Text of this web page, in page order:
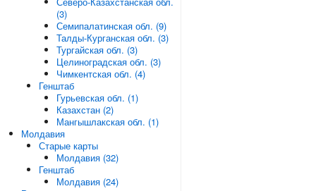
(3)
Семипалатинская обл. (9)
Талды-Курганская обл. (3)
Тургайская обл. (3)
Целиноградская обл. (3)
Чимкентская обл. (4)
Генштаб
Гурьевская обл. (1)
Казахстан (2)
Мангышлакская обл. (1)
Молдавия
Старые карты
Молдавия (32)
Генштаб
Молдавия (24)